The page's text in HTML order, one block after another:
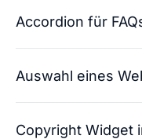
Accordion für
Auswahl eines
Copyright Widget